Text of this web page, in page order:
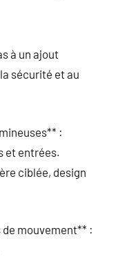
à un ajout
sécurité et au
:
et entrées.
ciblée, design
mouvement** :